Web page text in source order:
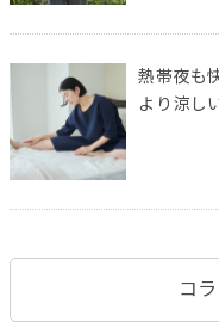
熱帯夜も
より涼し
コ